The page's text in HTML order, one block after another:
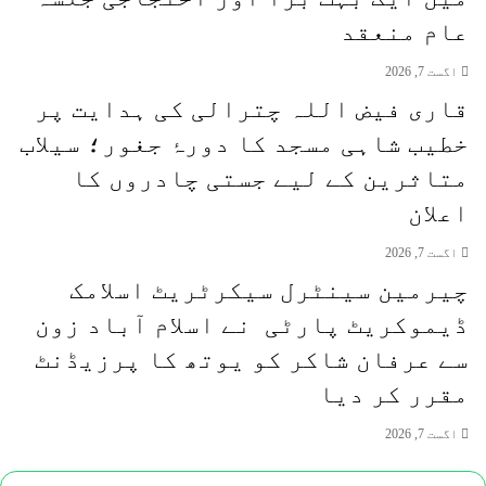
عام منعقد
اگست 7, 2026
قاری فیض اللہ چترالی کی ہدایت پر
خطیب شاہی مسجد کا دورۂ جغور؛ سیلاب
متاثرین کے لیے جستی چادروں کا
اعلان
اگست 7, 2026
چیرمین سینٹرل سیکرٹریٹ اسلامک
ڈیموکریٹ پارٹی نے اسلام آباد زون
سے عرفان شاکر کو یوتھ کا پرزیڈنٹ
مقرر کر دیا
اگست 7, 2026